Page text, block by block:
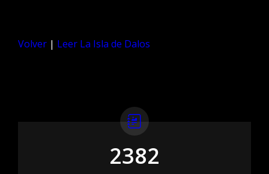
Volver | Leer La Isla de Dalos
2382